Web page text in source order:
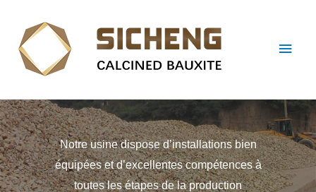
Notre usine dispose d’installations bien
équipées et d’excellentes compétences à
toutes les étapes de la production